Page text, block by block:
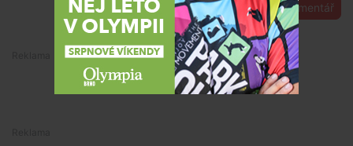
Přidat komentář
Premium